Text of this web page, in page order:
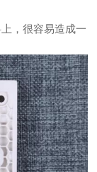
，很容易造成一